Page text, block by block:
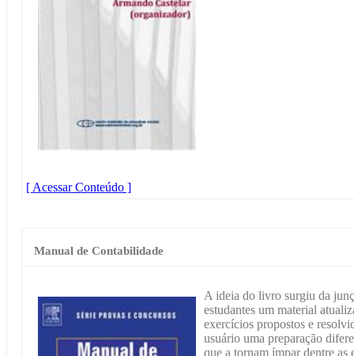
[ Acessar Conteúdo ]
Manual de Contabilidade
A ideia do livro surgiu da
estudantes um material
exercícios propostos e
usuário uma preparação
que a tornam ímpar dentre as